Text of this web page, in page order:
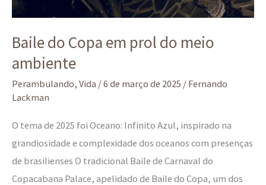
Baile do Copa em prol do meio
ambiente
Perambulando, Vida /6 de março de 2025 / Fernando
Lackman
O tema de 2025 foi Oceano: Infinito Azul, inspirado na
grandiosidade e complexidade dos oceanos com presenças
de brasilienses O tradicional Baile de Carnaval do
Copacabana Palace, apelidado de Baile do Copa, um dos